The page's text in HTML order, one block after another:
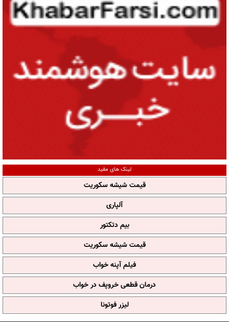
لینک های مفید
قیمت شیشه سکوریت
آلپاری
بیم دتکتور
قیمت شیشه سکوریت
فیلم آپنه خواب
درمان قطعی خروپف در خواب
لیزر فوتونا